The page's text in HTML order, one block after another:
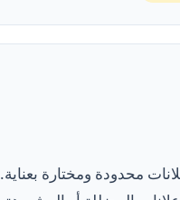
محدودة ومختارة بعناية.